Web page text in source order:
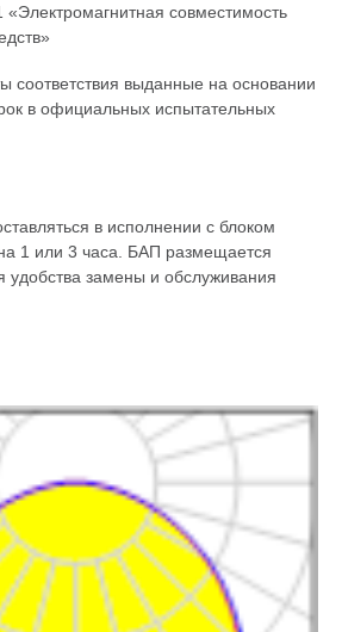
совместимость
соответствия выданные на основании
в официальных испытательных
в исполнении с блоком
1 или 3 часа. БАП размещается
удобства замены и обслуживания